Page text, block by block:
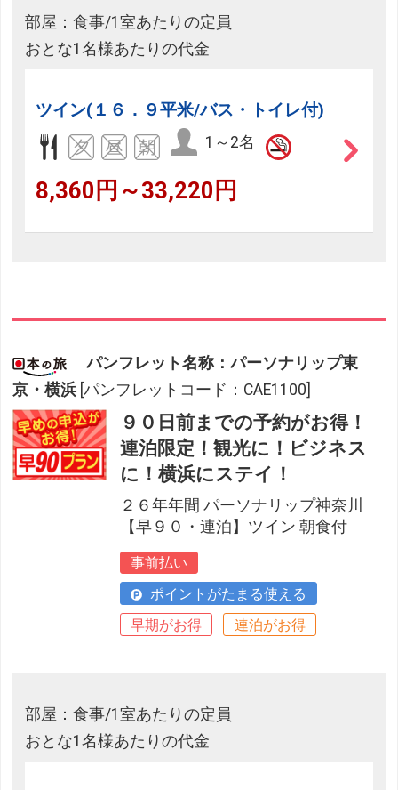
部屋：食事/1室あたりの定員
おとな1名様あたりの代金
ツイン(１６．９平米/バス・トイレ付)
1～2名
8,360円～33,220円
パンフレット名称：パーソナリップ東
京・横浜 [パンフレットコード：CAE1100]
９０日前までの予約がお得！
連泊限定！観光に！ビジネス
に！横浜にステイ！
２６年年間 パーソナリップ神奈川
【早９０・連泊】ツイン 朝食付
事前払い
ポイントがたまる使える
早期がお得
連泊がお得
部屋：食事/1室あたりの定員
おとな1名様あたりの代金